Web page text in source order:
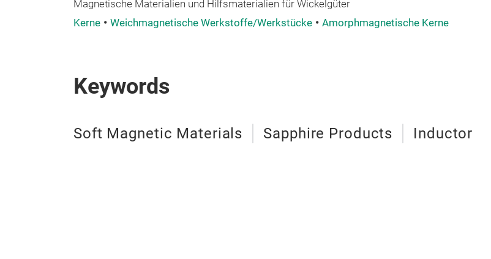
Magnetische Materialien und Hilfsmaterialien für Wickelgüter
Kerne
Weichmagnetische Werkstoffe/Werkstücke Amorphmagnetische Kerne
Keywords
Soft Magnetic Materials Sapphire Products Inductor